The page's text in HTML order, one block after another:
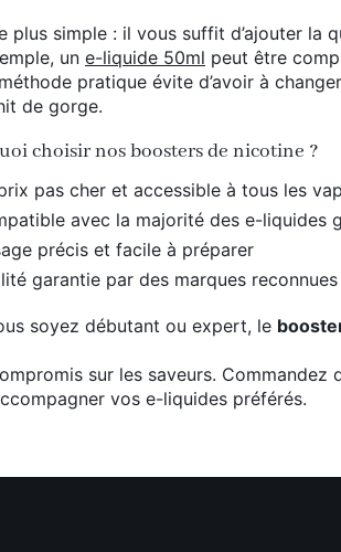
plus simple : il vous suffit d’ajouter la
un e-liquide 50ml peut être
pratique évite d’avoir à
de gorge.
choisir nos boosters de nicotine ?
pas cher et accessible à tous les
avec la majorité des e-liquides
précis et facile à préparer
garantie par des marques reconnues
soyez débutant ou expert, le
sur les saveurs.
vos e-liquides préférés.